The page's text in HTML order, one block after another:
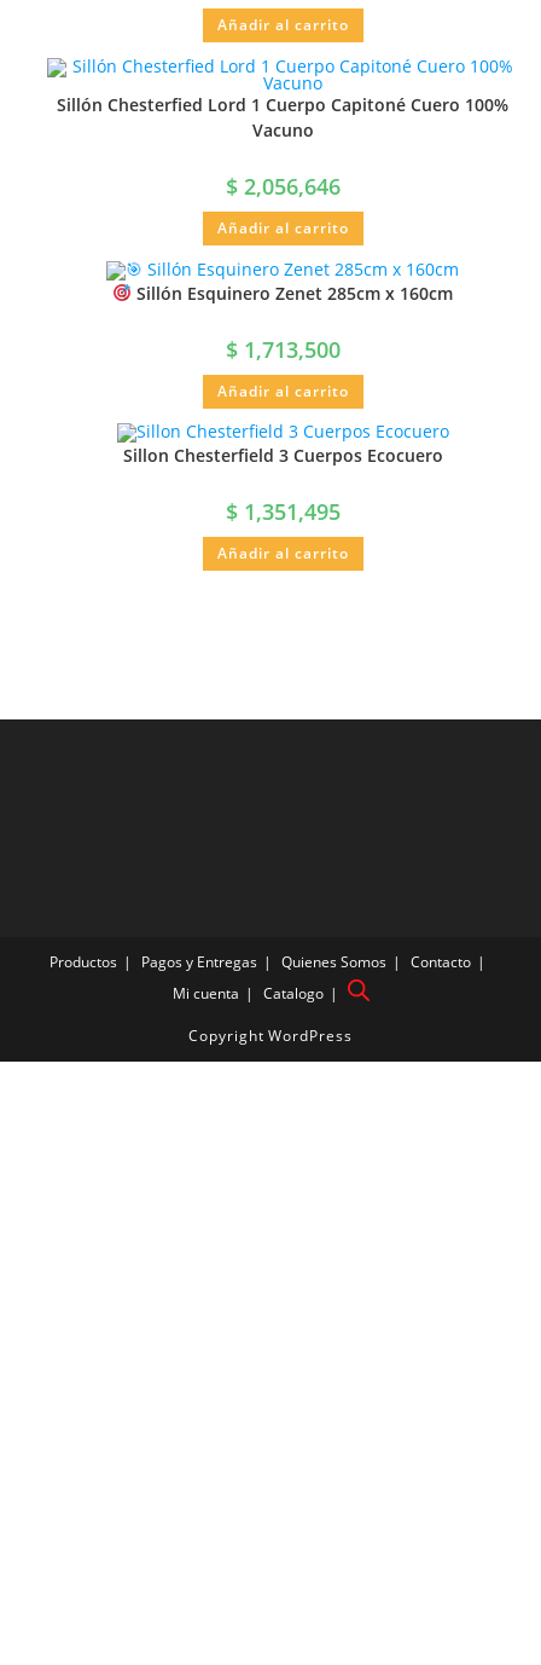
Añadir al carrito
Sillón Chesterfied Lord 1 Cuerpo Capitoné Cuero 100%
Vacuno
$2,056,646
Añadir al carrito
Sillón Esquinero Zenet 285cm x 160cm
$1,713,500
Añadir al carrito
Sillon Chesterfield 3 Cuerpos Ecocuero
$1,351,495
Añadir al carrito
Productos Pagos y Entregas Quienes Somos
Contacto
Mi cuenta
Catalogo
Copyright WordPress